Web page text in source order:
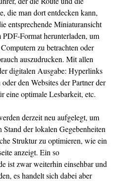
die man dort entdecken kann,
entsprechende Miniaturansicht
Format herunterladen, um
zu betrachten oder
auszudrucken. Mit allen
digitalen Ausgabe: Hyperlinks
den Websites der Partner der
eine optimale Lesbarkeit, etc.
derzeit neu aufgelegt, um
Stand der lokalen Gegebenheiten
Struktur zu optimieren, wie ein
anzeigt. Ein so
ist zwar weiterhin einsehbar und
es handelt sich dabei aber